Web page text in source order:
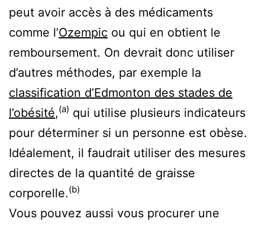
peut avoir accès à des médicaments
comme l’Ozempic ou qui en obtient le
remboursement. On devrait donc utiliser
d’autres méthodes, par exemple la
classification d’Edmonton des stades de
l’obésité,(a) qui utilise plusieurs indicateurs
pour déterminer si un personne est obèse.
Idéalement, il faudrait utiliser des mesures
directes de la quantité de graisse
corporelle.(b)
Vous pouvez aussi vous procurer une